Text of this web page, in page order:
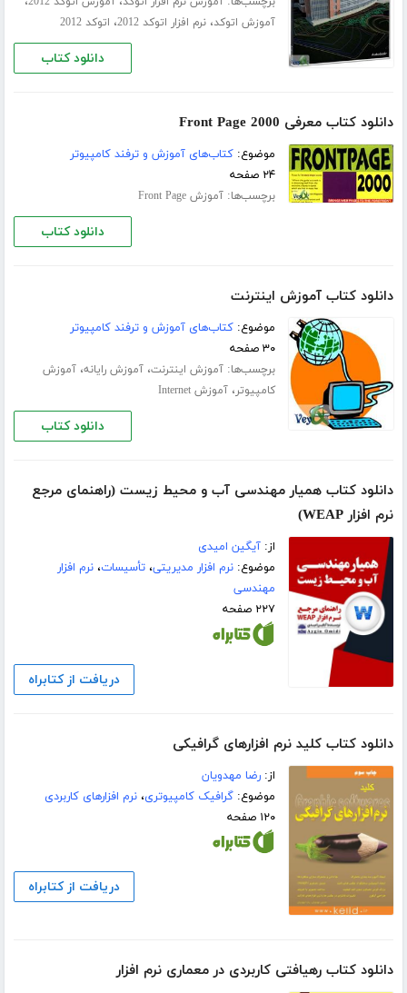
آموزش اتوکد،نرم افزار اتوکد 2012 ، اتوکد 2012
دانلود کتاب
دانلود کتاب معرفی Front Page 2000
موضوع:کتاب‌های آموزش و ترفند کامپیوتر
۲۴ صفحه
برچسب‌ها:آموزش Front Page
دانلود کتاب
دانلود کتاب آموزش اینترنت
موضوع:کتاب‌های آموزش و ترفند کامپیوتر
۳۰ صفحه
برچسب‌ها:آموزش اینترنت،آموزش رایانه،آموزش
کامپیوتر،آموزش Internet
دانلود کتاب
دانلود کتاب همیار مهندسی آب و محیط زیست (راهنمای مرجع
نرم افزار WEAP)
از:آیگین امیدی
موضوع:نرم افزار مدیریتی،تأسيسات،نرم افزار
مهندسی
۲۲۷ صفحه
دریافت از کتابراه
دانلود کتاب کلید نرم افزارهای گرافیکی
از:رضا مهدویان
موضوع:گرافیک کامپیوتری،نرم افزارهای کاربردی
۱۲۰ صفحه
دریافت از کتابراه
دانلود کتاب رهیافتی کاربردی در معماری نرم افزار